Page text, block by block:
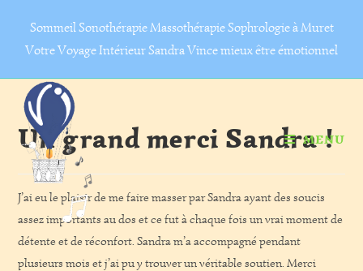
content
Sommeil Sonothérapie Massothérapie Sophrologie à Muret
Votre Voyage Intérieur Sandra Vince mieux être émotionnel
MENU
Un grand merci Sandra !
J’ai eu le plaisir de me faire masser par Sandra ayant des soucis
assez importants au dos et ce fut à chaque fois un vrai moment de
détente et de réconfort. Sandra m’a accompagné pendant
plusieurs mois et j’ai pu y trouver un véritable soutien. Merci